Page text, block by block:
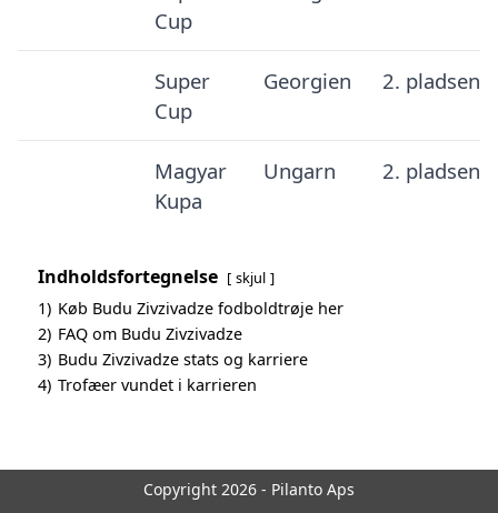
Cup
Super
Cup
Georgien 2. pladsen
Magyar
Kupa
Ungarn 2. pladsen
Indholdsfortegnelse skjul
1) Køb Budu Zivzivadze fodboldtrøje her
2) FAQ om Budu Zivzivadze
3) Budu Zivzivadze stats og karriere
4) Trofæer vundet i karrieren
Copyright 2026 - Pilanto Aps